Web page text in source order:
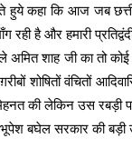
हुये कहा कि आज जब
रही है और हमारी
शाह जी का तो कोई
शोषितों वंचितों
की लेकिन उस रबड़ी
बघेल सरकार की बड़ी